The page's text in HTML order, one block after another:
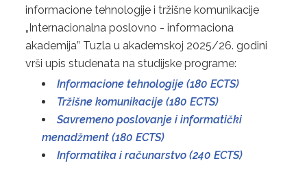
informacione tehnologije i tržišne komunikacije
„Internacionalna poslovno - informaciona
akademija” Tuzla u akademskoj 2025/26. godini
vrši upis studenata na studijske programe:
Informacione tehnologije (180 ECTS)
Tržišne komunikacije (180 ECTS)
Savremeno poslovanje i informatički
menadžment (180 ECTS)
Informatika i računarstvo (240 ECTS)